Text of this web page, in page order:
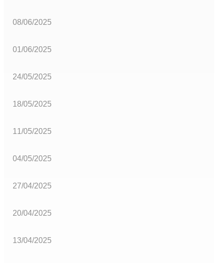
08/06/2025
01/06/2025
24/05/2025
18/05/2025
11/05/2025
04/05/2025
27/04/2025
20/04/2025
13/04/2025